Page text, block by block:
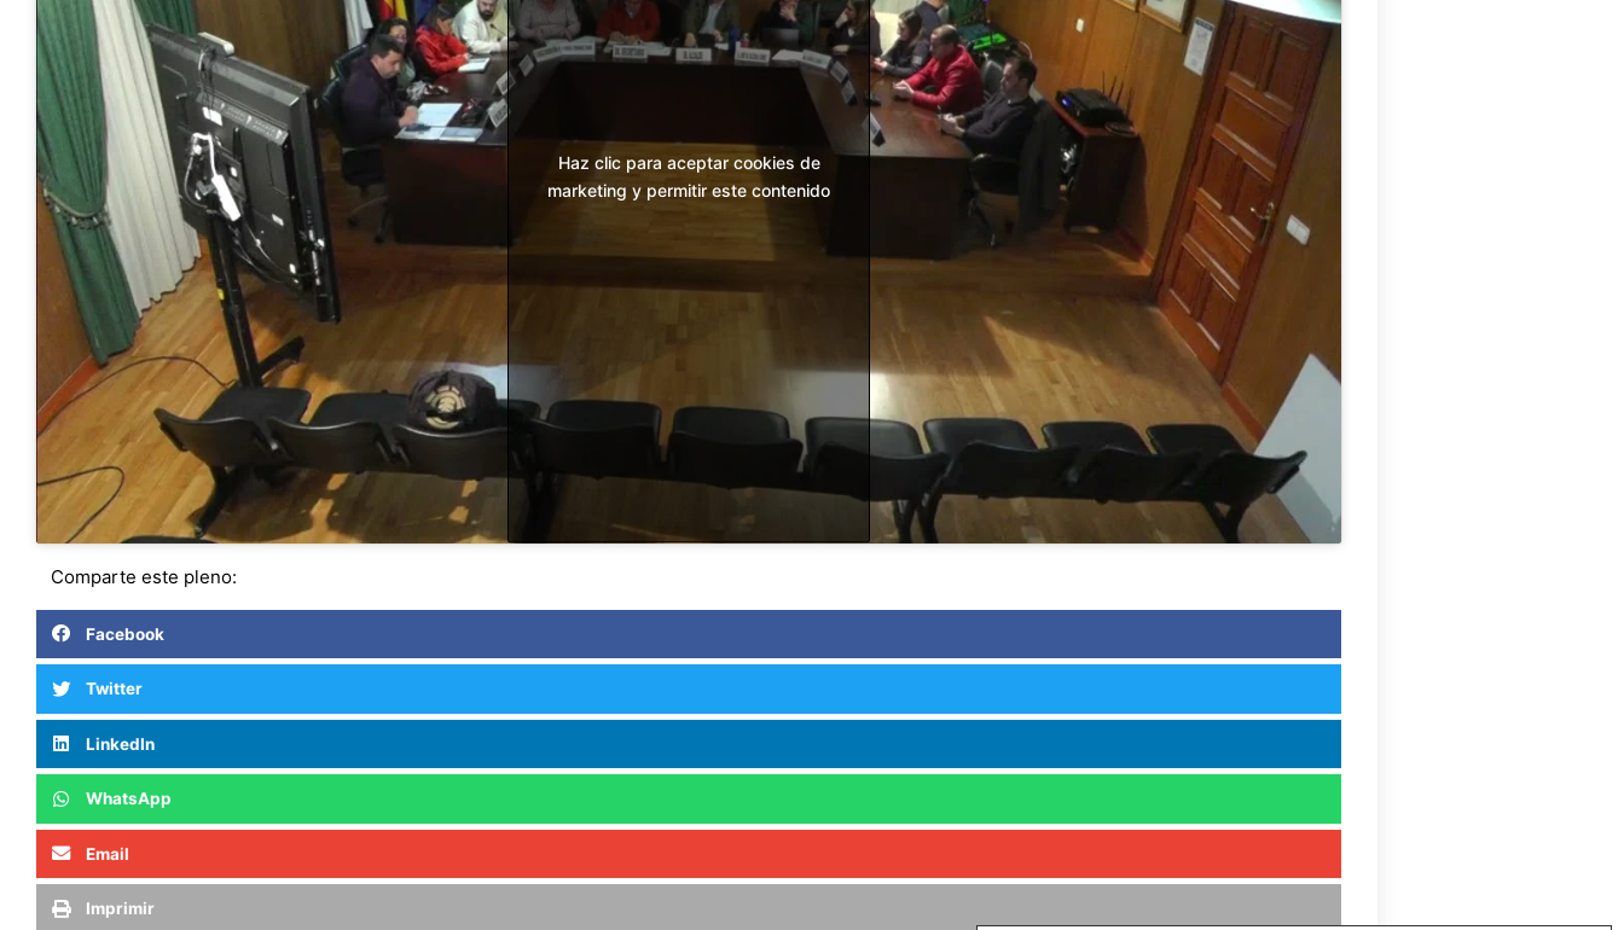
Haz clic para aceptar cookies de
marketing y permitir este contenido
Comparte este pleno:
Facebook
Twitter
LinkedIn
WhatsApp
Email
Imprimir